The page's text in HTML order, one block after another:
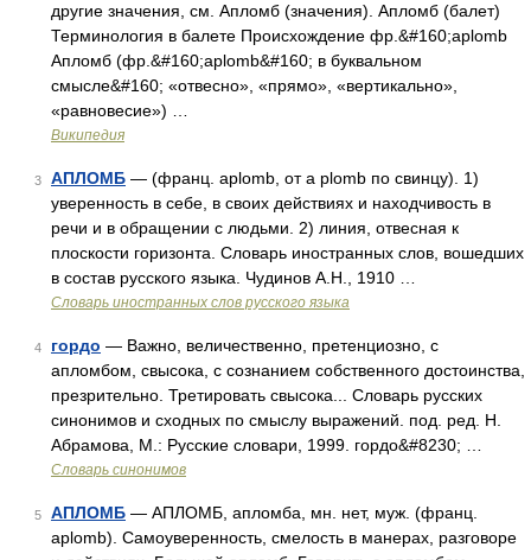
другие значения, см. Апломб (значения). Апломб (балет)
Терминология в балете Происхождение фр.&#160;aplomb
Апломб (фр.&#160;aplomb&#160; в буквальном
смысле&#160; «отвесно», «прямо», «вертикально»,
«равновесие») …
Википедия
3 АПЛОМБ — (франц. aplomb, от a plomb по свинцу). 1)
уверенность в себе, в своих действиях и находчивость в
речи и в обращении с людьми. 2) линия, отвесная к
плоскости горизонта. Словарь иностранных слов, вошедших
в состав русского языка. Чудинов А.Н., 1910 …
Словарь иностранных слов русского языка
4 гордо — Важно, величественно, претенциозно, с
апломбом, свысока, с сознанием собственного достоинства,
презрительно. Третировать свысока... Словарь русских
синонимов и сходных по смыслу выражений. под. ред. Н.
Абрамова, М.: Русские словари, 1999. гордо&#8230; …
Словарь синонимов
5 АПЛОМБ — АПЛОМБ, апломба, мн. нет, муж. (франц.
aplomb). Самоуверенность, смелость в манерах, разговоре